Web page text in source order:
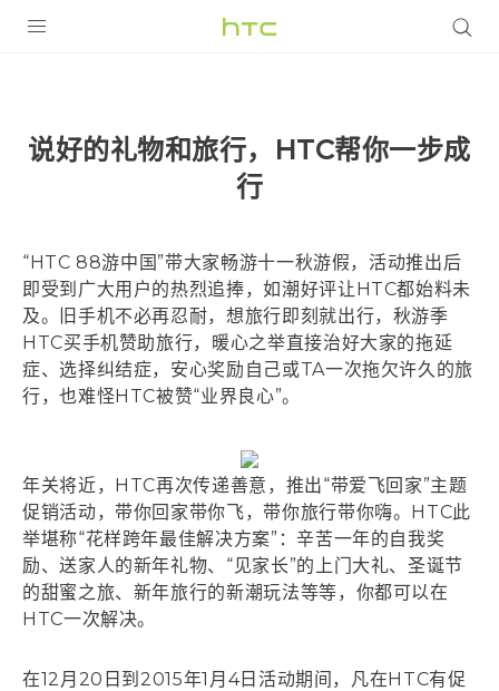
在线客服
说好的礼物和旅行，HTC帮你一步成
行
“HTC 88游中国”带大家畅游十一秋游假，活动推出后
即受到广大用户的热烈追捧，如潮好评让HTC都始料未
及。旧手机不必再忍耐，想旅行即刻就出行，秋游季
HTC买手机赞助旅行，暖心之举直接治好大家的拖延
症、选择纠结症，安心奖励自己或TA一次拖欠许久的旅
行，也难怪HTC被赞“业界良心”。
年关将近，HTC再次传递善意，推出“带爱飞回家”主题
促销活动，带你回家带你飞，带你旅行带你嗨。HTC此
举堪称“花样跨年最佳解决方案”：辛苦一年的自我奖
励、送家人的新年礼物、“见家长”的上门大礼、圣诞节
的甜蜜之旅、新年旅行的新潮玩法等等，你都可以在
HTC一次解决。
在12月20日到2015年1月4日活动期间，凡在HTC有促